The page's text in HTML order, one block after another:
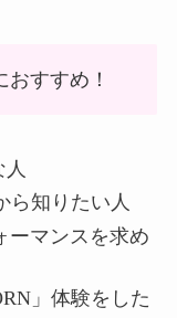
すすめ！
ら知りたい人
ーマンスを求め
」体験をした